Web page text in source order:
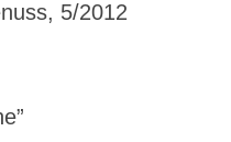
5/2012